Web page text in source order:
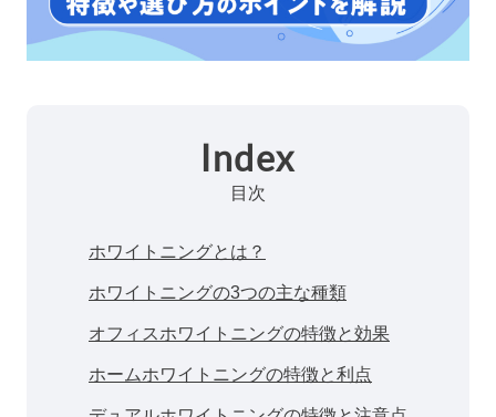
Index
目次
ホワイトニングとは？
ホワイトニングの3つの主な種類
オフィスホワイトニングの特徴と効果
ホームホワイトニングの特徴と利点